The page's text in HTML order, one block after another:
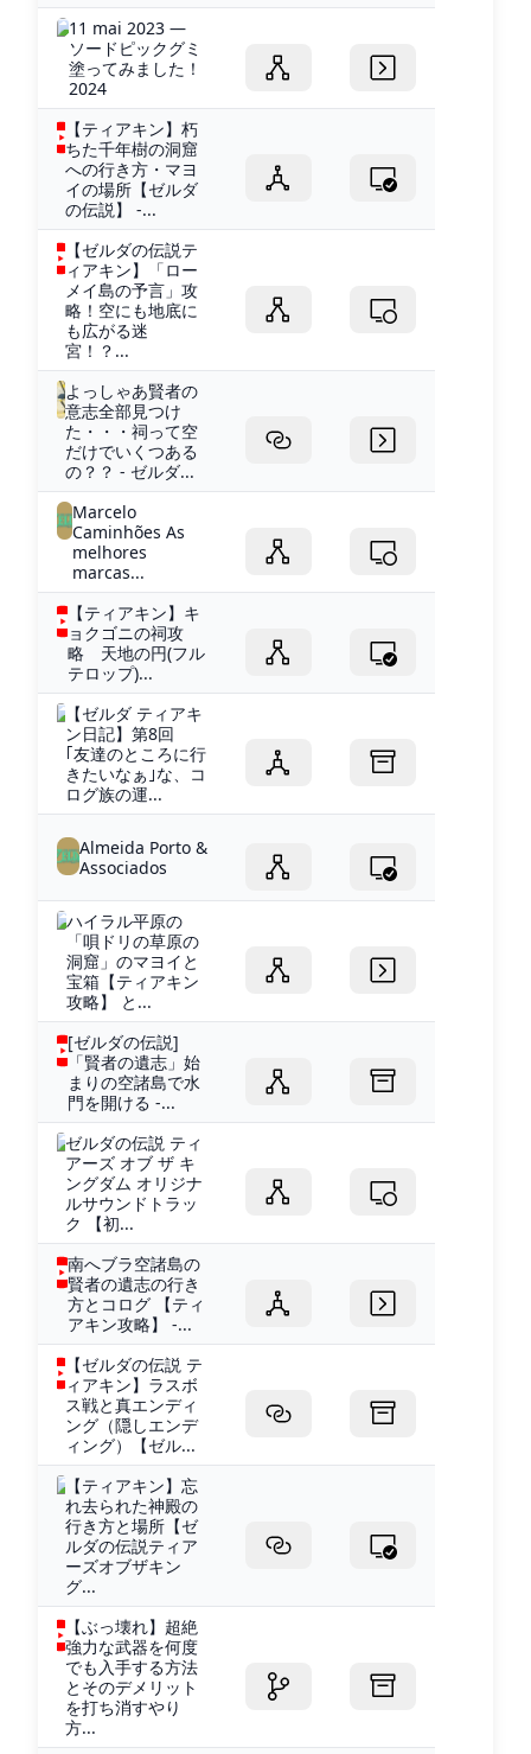
11 mai 2023 —
ソードピックグミ
塗ってみました！
2024
【ティアキン】朽
ちた千年樹の洞窟
への行き方・マヨ
イの場所【ゼルダ
の伝説】 -...
【ゼルダの伝説テ
ィアキン】「ロー
メイ島の予言」攻
略！空にも地底に
も広がる迷
宮！？...
よっしゃあ賢者の
意志全部見つけ
た・・・祠って空
だけでいくつある
の？？ - ゼルダ...
Marcelo
Caminhões As
melhores
marcas...
【ティアキン】キ
ョクゴニの祠攻
略 天地の円(フル
テロップ)...
【ゼルダ ティアキ
ン日記】第8回
｢友達のところに行
きたいなぁ｣な、コ
ログ族の運...
Almeida Porto &
Associados
ハイラル平原の
「唄ドリの草原の
洞窟」のマヨイと
宝箱【ティアキン
攻略】 と...
[ゼルダの伝説]
「賢者の遺志」始
まりの空諸島で水
門を開ける -...
ゼルダの伝説 ティ
アーズ オブ ザ キ
ングダム オリジナ
ルサウンドトラッ
ク 【初...
南へブラ空諸島の
賢者の遺志の行き
方とコログ 【ティ
アキン攻略】 -...
【ゼルダの伝説 テ
ィアキン】ラスボ
ス戦と真エンディ
ング（隠しエンデ
ィング）【ゼル...
【ティアキン】忘
れ去られた神殿の
行き方と場所【ゼ
ルダの伝説ティア
ーズオブザキン
グ...
【ぶっ壊れ】超絶
強力な武器を何度
でも入手する方法
とそのデメリット
を打ち消すやり
方...